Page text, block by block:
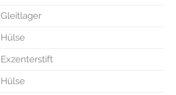
Gleitlager
Hülse
Exzenterstift
Hülse